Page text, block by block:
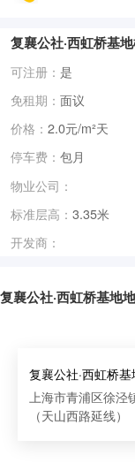
复襄公社·西虹桥基
可注册： 是
免租期： 面议
价格： 2.0元/m²天
停车费： 包月
物业公司：
标准层高： 3.35米
开发商：
复襄公社·西虹桥基地
复襄公社·西虹桥基
上海市青浦区徐泾
（天山西路延线）